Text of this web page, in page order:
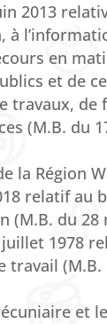
2013
à
en
et de
travaux, de
(M.B. du
la Région
relatif au
(M.B. du 28
1978
travail (M.B.
et